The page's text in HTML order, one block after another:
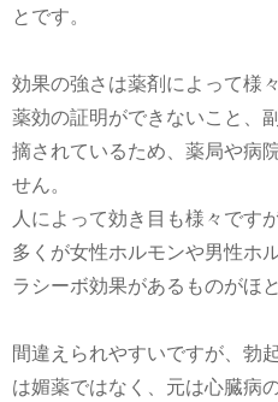
とです。
効果の強さは薬剤によって様
薬効の証明ができないこと、
摘されているため、薬局や病
せん。
人によって効き目も様々です
多くが女性ホルモンや男性ホ
ラシーボ効果があるものがほ
間違えられやすいですが、勃
は媚薬ではなく、元は心臓病